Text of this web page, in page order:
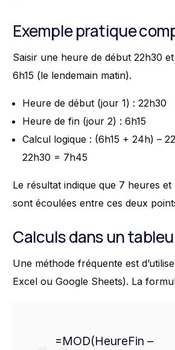
Exemple pratique
Saisir une heure de début 22h30
6h15 (le lendemain matin).
Heure de début (jour 1) : 22h30
Heure de fin (jour 2) : 6h15
Calcul logique : (6h15 + 24h) –
22h30 = 7h45
Le résultat indique que 7 heures
sont écoulées entre ces deux
Calculs dans un
Une méthode fréquente est
Excel ou Google Sheets). La
=MOD(HeureFin –